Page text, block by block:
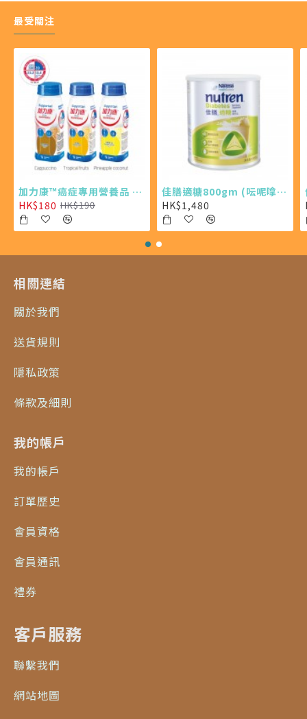
最受關注
加力康™癌症專用營養品 200ml X4 (最少需購買24樽)
HK$180 HK$190
佳膳適糖800gm (呍呢嗱味 X 6罐)
HK$1,480
相關連結
關於我們
送貨規則
隱私政策
條款及細則
我的帳戶
我的帳戶
訂單歷史
會員資格
會員通訊
禮券
客戶服務
聯繫我們
網站地圖